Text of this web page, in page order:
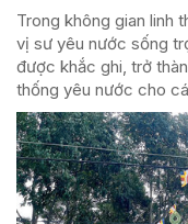
Trong không gian linh
vị sư yêu nước sống
được khắc ghi, trở
thống yêu nước cho